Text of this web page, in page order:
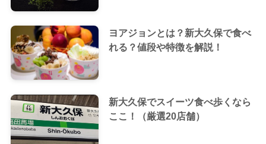
ヨアジョンとは？新大久保で食べ
れる？値段や特徴を解説！
新大久保でスイーツ食べ歩くなら
ここ！（厳選20店舗）